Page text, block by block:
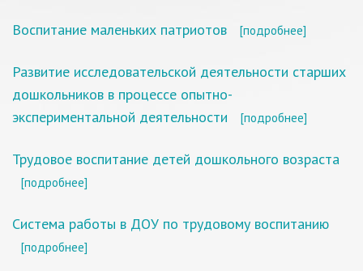
Воспитание маленьких патриотов [подробнее]
Развитие исследовательской деятельности старших
дошкольников в процессе опытно-
экспериментальной деятельности
[подробнее]
Трудовое воспитание детей дошкольного возраста
[подробнее]
Система работы в ДОУ по трудовому воспитанию
[подробнее]